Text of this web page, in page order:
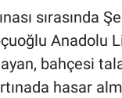
sırasında
Anadolu
bahçesi
hasar